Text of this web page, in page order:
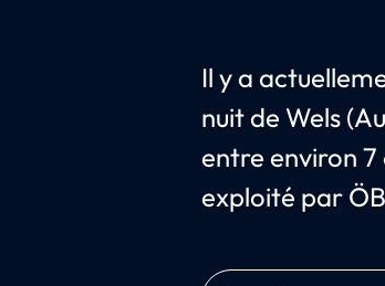
Il y a
nuit de Wels
entre environ 7
exploité par